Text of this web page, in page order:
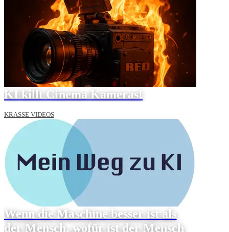
KI killt Cinema Kameras!
KRASSE VIDEOS
Wenn die Maschine besser ist als
der Mensch, wofür ist der Mensch